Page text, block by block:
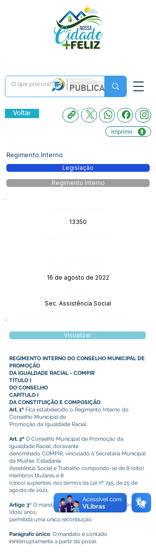
Voltar
Imprimir
Regimento Interno
Legislação
Regimento Interno
13350
16 de agosto de 2022
Sec. Assistência Social
Visualizar
REGIMENTO INTERNO DO CONSELHO MUNICIPAL DE
PROMOÇÃO
DA IGUALDADE RACIAL - COMPIR
TÍTULO I
DO CONSELHO
CAPÍTULO I
DA CONSTITUIÇÃO E COMPOSIÇÃO
Art. 1º Fica estabelecido o Regimento Interno do
Conselho Municipal de
Promoção da Igualdade Racial.
Art. 2º O Conselho Municipal de Promoção da
Igualdade Racial, doravante
denominado COMPIR, vinculado à Secretaria Municipal
da Mulher, Cidadania
Assistência Social e Trabalho compondo-se de 8 (oito)
membros titulares e 8
(cinco) suplentes, nos termos da Lei nº 745, de 25 de
agosto de 2021.
Artigo 3º O mandato dos (as) Conselheiros (as) é de 2
(dois) anos,
permitida uma única recondução.
Parágrafo único. O mandato é contado
ininterruptamente a partir da posse.